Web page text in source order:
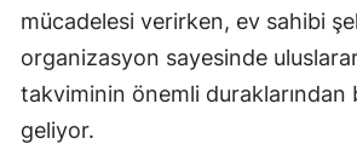
mücadelesi verirken, ev sahibi
organizasyon sayesinde
takviminin önemli duraklarından
geliyor.